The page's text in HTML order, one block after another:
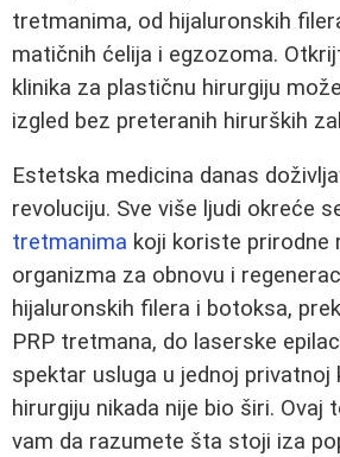
tretmanima, od hijaluronskih
matičnih ćelija i egzozoma.
klinika za plastičnu hirurgiju
izgled bez preteranih hirurških
Estetska medicina danas
revoluciju. Sve više ljudi okreće
tretmanima koji koriste prirodne
organizma za obnovu i
hijaluronskih filera i botoksa,
PRP tretmana, do laserske
spektar usluga u jednoj privatnoj
hirurgiju nikada nije bio širi. Ovaj
vam da razumete šta stoji iza